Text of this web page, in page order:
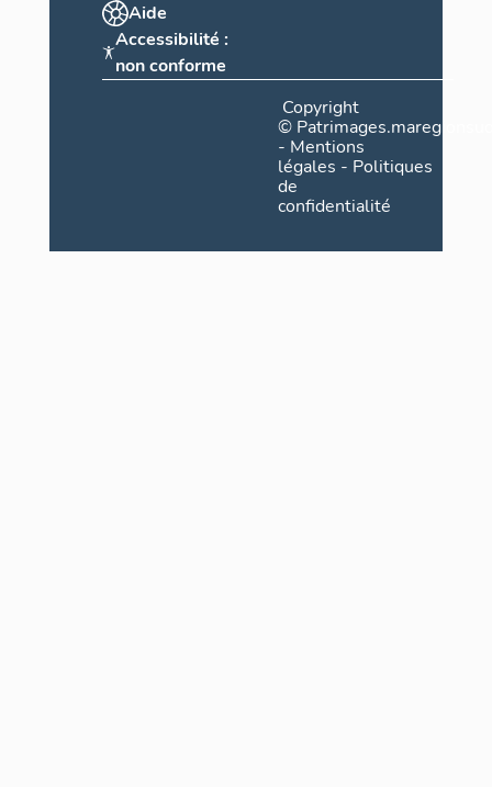
Aide
Accessibilité :
non conforme
Copyright
©
- Mentions
légales - Politiques
de
confidentialité